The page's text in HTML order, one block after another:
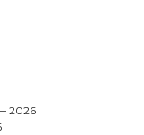
2026